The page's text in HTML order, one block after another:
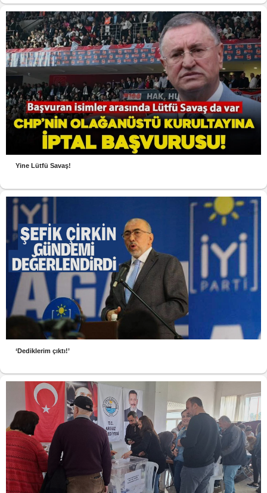
Yine Lütfü Savaş!
‘Dediklerim çıktı!’